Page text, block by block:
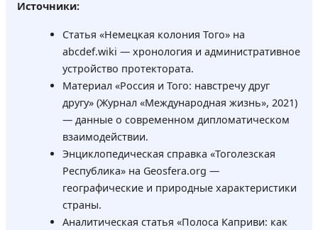
Источники:
Статья «Немецкая колония Того» на
abcdef.wiki — хронология и административное
устройство протектората.
Материал «Россия и Того: навстречу друг
другу» (Журнал «Международная жизнь», 2021)
— данные о современном дипломатическом
взаимодействии.
Энциклопедическая справка «Тоголезская
Республика» на Geosfera.org —
географические и природные характеристики
страны.
Аналитическая статья «Полоса Каприви: как